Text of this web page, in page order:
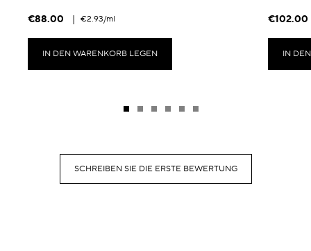
€88.00 | €2.93/ml
IN DEN WARENKORB LEGEN
€102.00
IN
SCHREIBEN SIE DIE ERSTE BEWERTUNG